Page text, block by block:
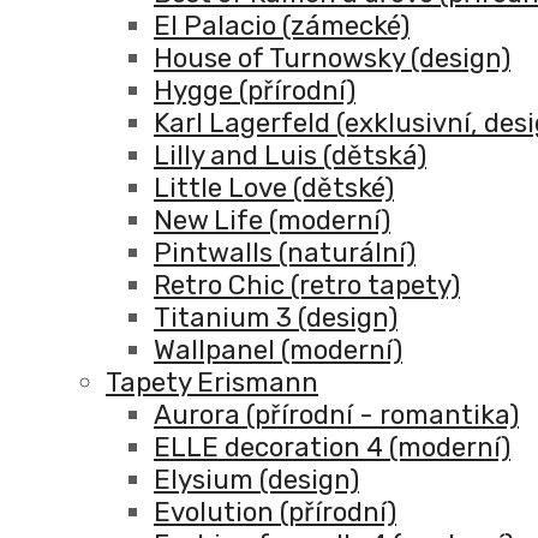
El Palacio (zámecké)
House of Turnowsky (design)
Hygge (přírodní)
Karl Lagerfeld (exklusivní,
Lilly and Luis (dětská)
Little Love (dětské)
New Life (moderní)
Pintwalls (naturální)
Retro Chic (retro tapety)
Titanium 3 (design)
Wallpanel (moderní)
Tapety Erismann
Aurora (přírodní - romantika)
ELLE decoration 4 (moderní)
Elysium (design)
Evolution (přírodní)